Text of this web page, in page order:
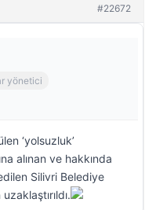
#22672
yönetici
‘yolsuzluk’
alınan ve hakkında
Silivri Belediye